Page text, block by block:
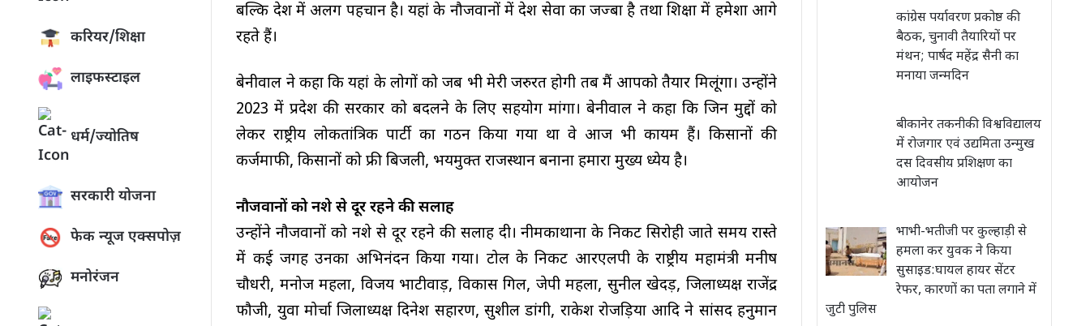
करियर/शिक्षा
लाइफस्टाइल
धर्म/ज्योतिष
सरकारी योजना
फेक न्यूज एक्सपोज़
मनोरंजन
बल्कि देश में अलग पहचान है। यहां के नौजवानों में देश सेवा का जज्बा है तथा शिक्षा में हमेशा आगे
रहते हैं।
बेनीवाल ने कहा कि यहां के लोगों को जब भी मेरी जरुरत होगी तब मैं आपको तैयार मिलूंगा। उन्होंने
2023 में प्रदेश की सरकार को बदलने के लिए सहयोग मांगा। बेनीवाल ने कहा कि जिन मुद्दों को
लेकर राष्ट्रीय लोकतांत्रिक पार्टी का गठन किया गया था वे आज भी कायम हैं। किसानों की
कर्जमाफी, किसानों को फ्री बिजली, भयमुक्त राजस्थान बनाना हमारा मुख्य ध्येय है।
नौजवानों को नशे से दूर रहने की सलाह
उन्होंने नौजवानों को नशे से दूर रहने की सलाह दी। नीमकाथाना के निकट सिरोही जाते समय रास्ते
में कई जगह उनका अभिनंदन किया गया। टोल के निकट आरएलपी के राष्ट्रीय महामंत्री मनीष
चौधरी, मनोज महला, विजय भाटीवाड़, विकास गिल, जेपी महला, सुनील खेदड़, जिलाध्यक्ष राजेंद्र
फौजी, युवा मोर्चा जिलाध्यक्ष दिनेश सहारण, सुशील डांगी, राकेश रोजड़िया आदि ने सांसद हनुमान
कांग्रेस पर्यावरण प्रकोष्ठ की
बैठक, चुनावी तैयारियों पर
मंथन; पार्षद महेंद्र सैनी का
मनाया जन्मदिन
बीकानेर तकनीकी विश्वविद्यालय
में रोजगार एवं उद्यमिता उन्मुख
दस दिवसीय प्रशिक्षण का
आयोजन
भाभी-भतीजी पर कुल्हाड़ी से
हमला कर युवक ने किया
सुसाइड:घायल हायर सेंटर
रेफर, कारणों का पता लगाने में
जुटी पुलिस